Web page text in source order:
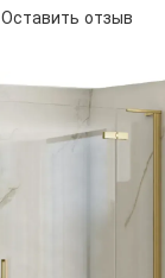
Оставить отзыв